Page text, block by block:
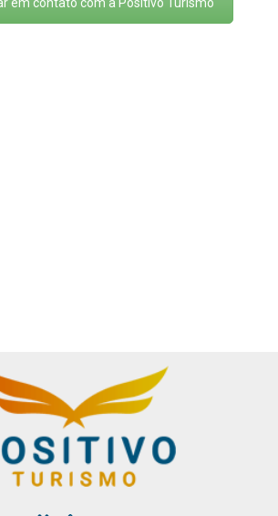
em contato com a Positivo Turismo